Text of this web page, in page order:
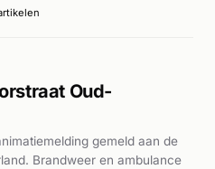
naar de locatie. Volgens
waren met
om slachtoffers te
Oud-
gemeld aan de
Brandweer en ambulance